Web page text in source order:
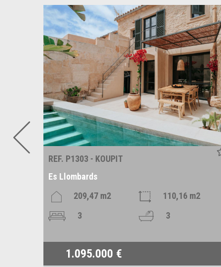
REF. P1303 - KOUPIT
Es Llombards
209,47 m2
110,16 m2
3
3
1.095.000 €